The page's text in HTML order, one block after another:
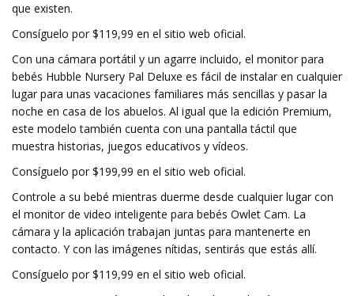
que existen.
Consíguelo por $119,99 en el sitio web oficial.
Con una cámara portátil y un agarre incluido, el monitor para
bebés Hubble Nursery Pal Deluxe es fácil de instalar en cualquier
lugar para unas vacaciones familiares más sencillas y pasar la
noche en casa de los abuelos. Al igual que la edición Premium,
este modelo también cuenta con una pantalla táctil que
muestra historias, juegos educativos y vídeos.
Consíguelo por $199,99 en el sitio web oficial.
Controle a su bebé mientras duerme desde cualquier lugar con
el monitor de video inteligente para bebés Owlet Cam. La
cámara y la aplicación trabajan juntas para mantenerte en
contacto. Y con las imágenes nítidas, sentirás que estás allí.
Consíguelo por $119,99 en el sitio web oficial.